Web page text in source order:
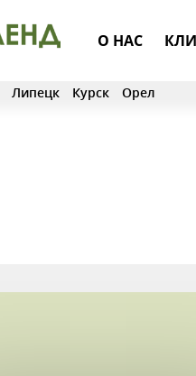
О НАС
Липецк Курск Орел